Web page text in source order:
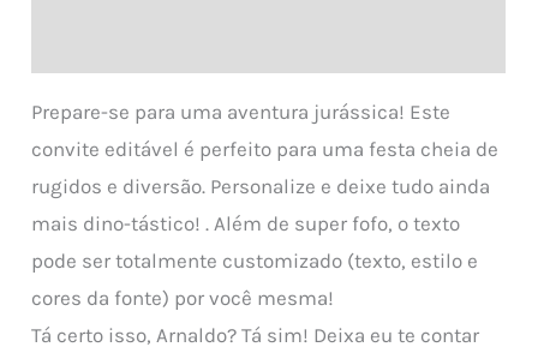
Prepare-se para uma aventura jurássica! Este
convite editável é perfeito para uma festa cheia de
rugidos e diversão. Personalize e deixe tudo ainda
mais dino-tástico! . Além de super fofo, o texto
pode ser totalmente customizado (texto, estilo e
cores da fonte) por você mesma!
Tá certo isso, Arnaldo? Tá sim! Deixa eu te contar